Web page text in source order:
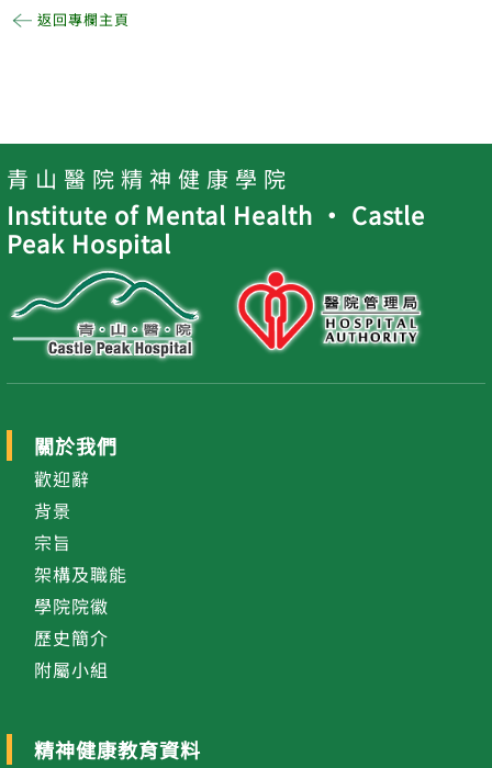
返回專欄主頁
青 山 醫 院 精 神 健 康 學 院
Institute of Mental Health ‧ Castle
Peak Hospital
關於我們
歡迎辭
背景
宗旨
架構及職能
學院院徽
歷史簡介
附屬小組
精神健康教育資料